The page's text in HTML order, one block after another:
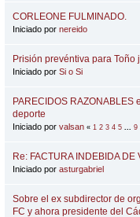
CORLEONE FULMINADO.
Iniciado por nereido
Prisión prevéntiva para Toño
Iniciado por Si o Si
PARECIDOS RAZONABLES
deporte
Iniciado por valsan « 1 2 3 4 5 ... 9
Re: FACTURA INDEBIDA DE
Iniciado por asturgabriel
Sobre el ex subdirector de
FC y ahora presidente del